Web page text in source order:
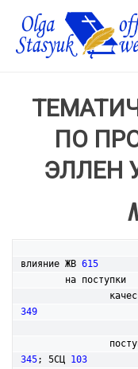
ПО
ЭЛЛЕН
влияние ЖВ 615
349
345; 5СЦ 103